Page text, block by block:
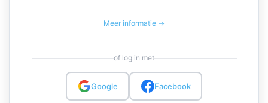
Meer informatie →
of log in met
Google Facebook